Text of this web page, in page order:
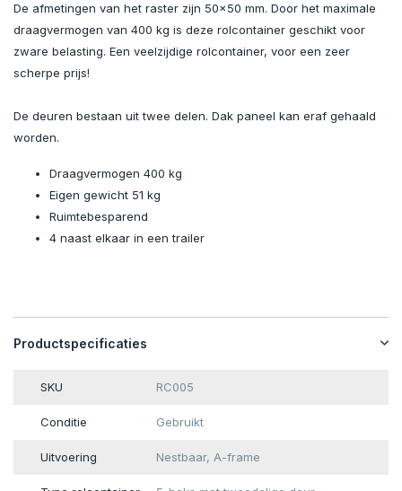
De afmetingen van het raster zijn 50x50 mm. Door het maximale
draagvermogen van 400 kg is deze rolcontainer geschikt voor
zware belasting. Een veelzijdige rolcontainer, voor een zeer
scherpe prijs!
De deuren bestaan uit twee delen. Dak paneel kan eraf gehaald
worden.
Draagvermogen 400 kg
Eigen gewicht 51 kg
Ruimtebesparend
4 naast elkaar in een trailer
Productspecificaties
SKU RC005
Conditie Gebruikt
Uitvoering Nestbaar, A-frame